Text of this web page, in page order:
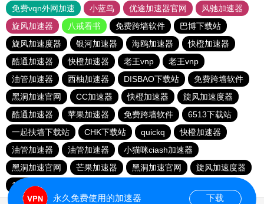
免费vqn外网加速
小蓝鸟 优途加速器官网
风驰加速器
旋风加速器
八戒看书 免费跨墙软件
巴博下载站
旋风加速度器
银河加速器 海鸥加速器
快橙加速器
酷通加速器
快橙加速器 老王vnp
老王vnp
油管加速器
西柚加速器 DISBAO下载站
免费跨墙软件
黑洞加速官网
CC加速器 快橙加速器
旋风加速度器
酷通加速器
苹果加速器 免费跨墙软件
6513下载站
一起扶墙下载站
CHK下载站 quickq
快橙加速器
油管加速器
油管加速器
小猫咪ciash加速器
黑洞加速官网
芒果加速器 黑洞加速官网
旋风加速度器
186下载站
永久免费使用的加速器 下载